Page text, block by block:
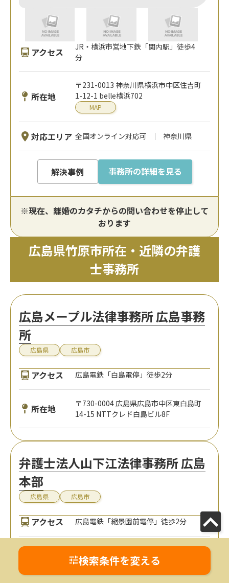
アクセス
JR・横浜市営地下鉄「関内駅」徒歩4
分
所在地
〒231-0013 神奈川県横浜市中区住吉町
1-12-1 belle横浜702
MAP
対応エリア 全国オンライン対応可 神奈川県
解決事例 事務所の詳細を見る
※現在、離婚のカタチからの問い合わせを停止して
おります
広島県竹原市所在・近隣の弁護
士事務所
広島メープル法律事務所 広島事務
所
広島県 広島市
アクセス 広島電鉄「白島電停」徒歩2分
所在地
〒730-0004 広島県広島市中区東白島町
14-15 NTTクレド白島ビル8F
弁護士法人山下江法律事務所 広島
本部
広島県 広島市
アクセス 広島電鉄「縮景園前電停」徒歩2分
〒730-0012 広島県広島市中区上八丁堀
4-27 上八丁堀ビル703
検索条件を変える